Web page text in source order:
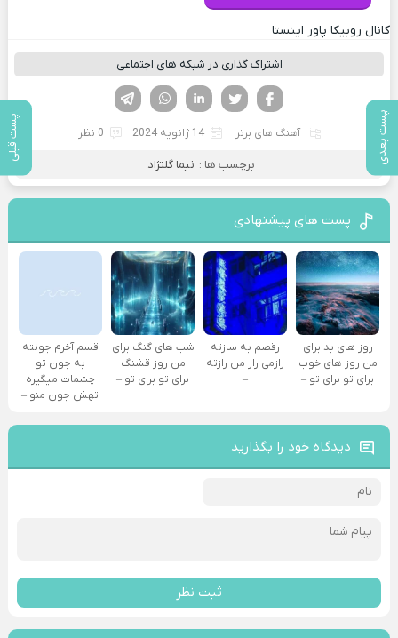
پست بعدی پست قبلی
کانال روبیکا پاور اینستا
اشتراک گذاری در شبکه های اجتماعی
لینکدین تویتر
فیسوک
آهنگ های برتر 14 ژانویه 2024 0 نظر
برچسب ها : نیما گلنژاد
پست های پیشنهادی
روز های بد برای
من روز های خوب
برای تو برای تو –
رقصم به سازته
رازمی راز من رازته
–
شب های گنگ برای
من روز قشنگ
برای تو برای تو –
قسم آخرم جونته
به جون تو
چشمات میگیره
تهش جون منو –
دیدگاه خود را بگذارید
ثبت نظر